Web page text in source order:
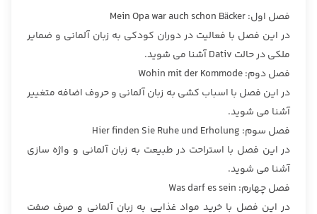
فصل اول: Mein Opa war auch schon Bäcker
در این فصل با فعالیت در دوران كودكی به زبان آلمانی و ضمایر
ملكی در حالت Dativ آشنا می شوید.
فصل دوم: Wohin mit der Kommode
در این فصل با اسباب كشی به زبان آلمانی و حروف اضافه متغییر
آشنا می شوید.
فصل سوم: Hier finden Sie Ruhe und Erholung
در این فصل با استراحت در طبیعت به زبان آلمانی و واژه سازی
آشنا می شوید.
فصل چهارم: Was darf es sein
در این فصل با خرید مواد غذایی به زبان آلمانی و صرف صفت